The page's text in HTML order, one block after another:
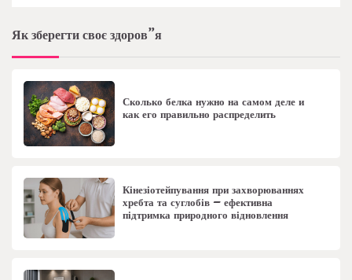
Як зберегти своє здоров”я
Сколько белка нужно на самом деле и
как его правильно распределить
Кінезіотейпування при захворюваннях
хребта та суглобів – ефективна
підтримка природного відновлення